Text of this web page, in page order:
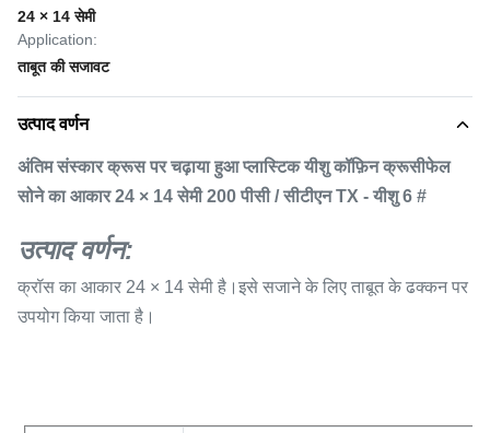
24 × 14 सेमी
Application:
ताबूत की सजावट
उत्पाद वर्णन
अंतिम संस्कार क्रूस पर चढ़ाया हुआ प्लास्टिक यीशु कॉफ़िन क्रूसीफेल
सोने का आकार 24 × 14 सेमी 200 पीसी / सीटीएन TX - यीशु 6 #
उत्पाद वर्णन:
क्रॉस का आकार 24 × 14 सेमी है।इसे सजाने के लिए ताबूत के ढक्कन पर
उपयोग किया जाता है।